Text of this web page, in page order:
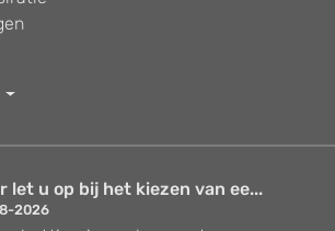
let u op bij het kiezen van ee...
2026